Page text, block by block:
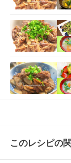
このレシピの